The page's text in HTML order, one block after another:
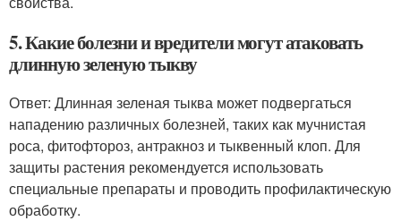
5. Какие болезни и вредители могут атаковать
длинную зеленую тыкву
Ответ: Длинная зеленая тыква может подвергаться
нападению различных болезней, таких как мучнистая
роса, фитофтороз, антракноз и тыквенный клоп. Для
защиты растения рекомендуется использовать
специальные препараты и проводить профилактическую
обработку.